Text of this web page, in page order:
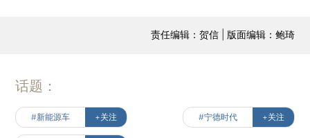
责任编辑：贺信 | 版面编辑：鲍琦
话题：
#新能源车 +关注 #宁德时代 +关注